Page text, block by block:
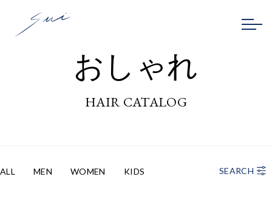
おしゃれ
HAIR CATALOG
ALL MEN WOMEN KIDS SEARCH